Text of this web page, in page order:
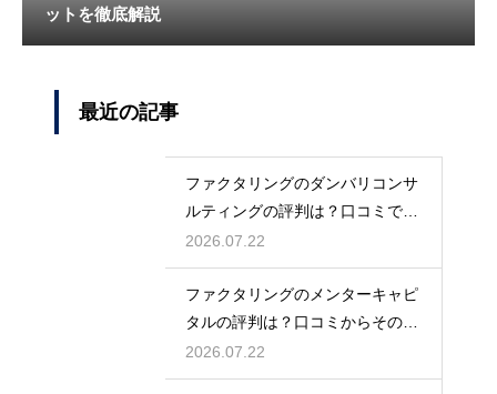
ットを徹底解説
最近の記事
ファクタリングのダンバリコンサ
ルティングの評判は？口コミで実
態を解説
2026.07.22
ファクタリングのメンターキャピ
タルの評判は？口コミからその実
態を徹底解説
2026.07.22